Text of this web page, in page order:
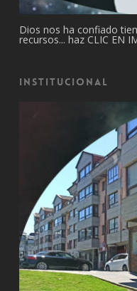
Dios nos ha confiado
recursos... haz CLIC EN
Institucional